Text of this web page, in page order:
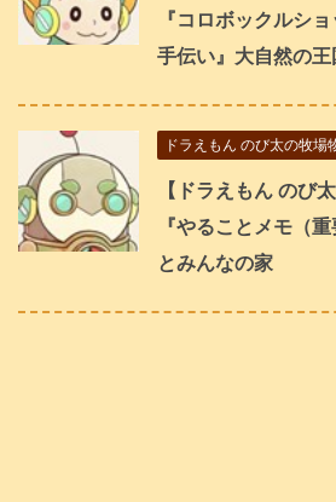
『コロボックルシ
手伝い』大自然の
ドラえもん のび太の牧場
【ドラえもん のび
『やることメモ（
とみんなの家